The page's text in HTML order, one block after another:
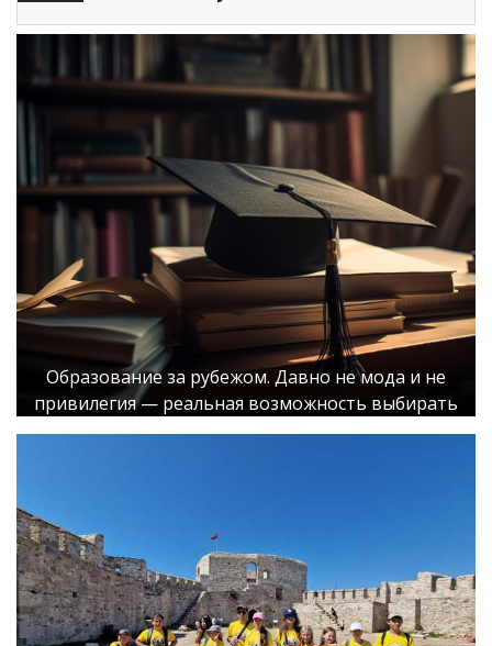
Образование за рубежом. Давно не мода и не
привилегия — реальная возможность выбирать